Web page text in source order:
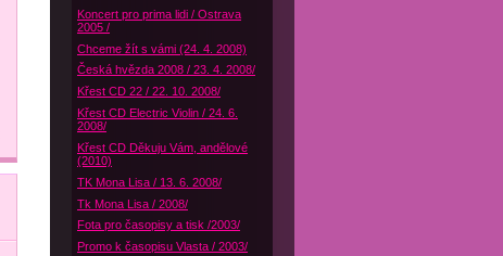
Koncert pro prima lidi / Ostrava
2005 /
Chceme žít s vámi (24. 4. 2008)
Česká hvězda 2008 / 23. 4. 2008/
Křest CD 22 / 22. 10. 2008/
Křest CD Electric Violin / 24. 6.
2008/
Křest CD Děkuju Vám, andělové
(2010)
TK Mona Lisa / 13. 6. 2008/
Tk Mona Lisa / 2008/
Fota pro časopisy a tisk /2003/
Promo k časopisu Vlasta / 2003/